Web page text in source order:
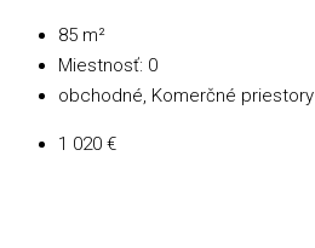
85 m²
Miestnosť: 0
obchodné, Komerčné priestory
1 020 €